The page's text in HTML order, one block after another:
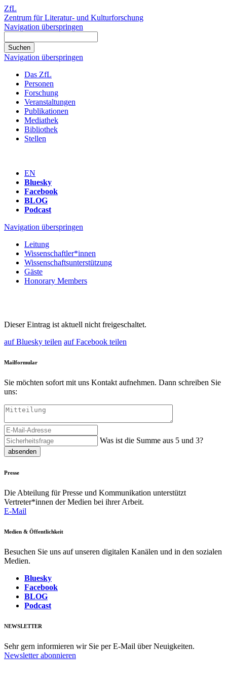
ZfL
Zentrum für Literatur- und Kulturforschung
Navigation überspringen
Navigation überspringen
Das ZfL
Personen
Forschung
Veranstaltungen
Publikationen
Mediathek
Bibliothek
Stellen
EN
Bluesky
Facebook
BLOG
Podcast
Navigation überspringen
Leitung
Wissenschaftler*innen
Wissenschaftsunterstützung
Gäste
Honorary Members
Dieser Eintrag ist aktuell nicht freigeschaltet.
auf Bluesky teilen auf Facebook teilen
Mailformular
Sie möchten sofort mit uns Kontakt aufnehmen. Dann schreiben Sie
uns:
Was ist die Summe aus 5 und 3?
absenden
Presse
Die Abteilung für Presse und Kommunikation unterstützt
Vertreter*innen der Medien bei ihrer Arbeit.
E-Mail
Medien & Öffentlichkeit
Besuchen Sie uns auf unseren digitalen Kanälen und in den sozialen
Medien.
Bluesky
Facebook
BLOG
Podcast
NEWSLETTER
Sehr gern informieren wir Sie per E-Mail über Neuigkeiten.
Newsletter abonnieren